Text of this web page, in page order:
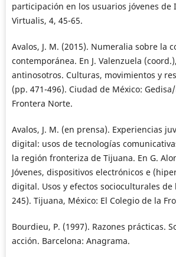
participación en los usuarios jóvenes de
Virtualis, 4, 45-65.
Avalos, J. M. (2015). Numeralia sobre la
contemporánea. En J. Valenzuela
antinosotros. Culturas, movimientos y
(pp. 471-496). Ciudad de México:
Frontera Norte.
Avalos, J. M. (en prensa). Experiencias
digital: usos de tecnologías
la región fronteriza de Tijuana. En G.
Jóvenes, dispositivos electrónicos e
digital. Usos y efectos socioculturales de
245). Tijuana, México: El Colegio de la
Bourdieu, P. (1997). Razones prácticas.
acción. Barcelona: Anagrama.